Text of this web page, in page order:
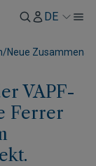
DE
/Neue
VAPF-
Ferrer